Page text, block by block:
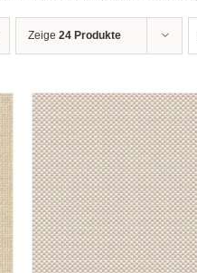
Zeige 24 Produkte